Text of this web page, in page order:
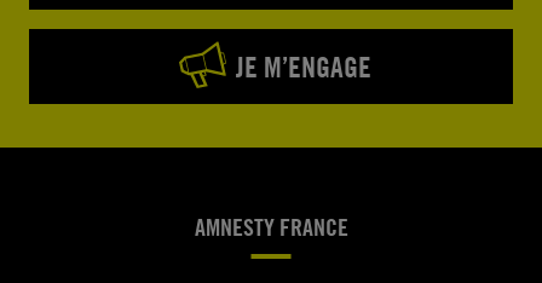
JE M’ENGAGE
AMNESTY FRANCE